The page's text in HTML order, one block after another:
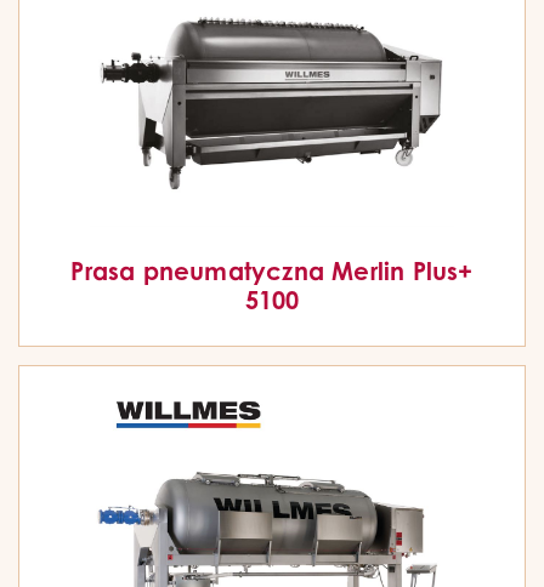
Prasa pneumatyczna Merlin Plus+
5100